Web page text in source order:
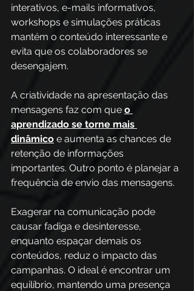
interativos, e-mails informativos,
workshops e simulações práticas
mantém o conteúdo interessante e
evita que os colaboradores se
desengajem.
A criatividade na apresentação das
mensagens faz com que o
aprendizado se torne mais
dinâmico e aumenta as chances de
retenção de informações
importantes. Outro ponto é planejar a
frequência de envio das mensagens.
Exagerar na comunicação pode
causar fadiga e desinteresse,
enquanto espaçar demais os
conteúdos, reduz o impacto das
campanhas. O ideal é encontrar um
equilíbrio, mantendo uma presença